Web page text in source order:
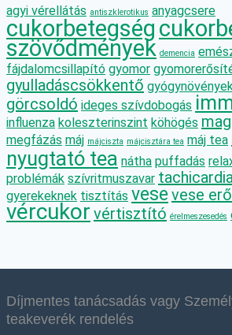
agyi vérellátás antiszklerotikus anyagcsere
cukorbetegség
szövődmények demencia
fájdalomcsillapító gyomor
gyulladáscsökkentő
görcsoldó ideges szívdobogás
influenza koleszterinszint köhögés
megfázás máj májciszta májcisztára tea máj tea
nyugtató tea nátha puffadás
problémák szívritmuszavar
gyerekeknek tisztítás vese vese
vércukor vértisztító érelmeszesedés
Díjmentes tanácsadás vagy
teakeverék rendelés